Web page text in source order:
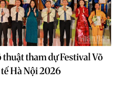
thuật tham dự Festival Võ
Hà Nội 2026